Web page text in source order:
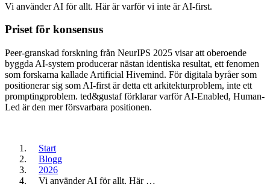
Vi använder AI för allt. Här är varför vi inte är AI-first.
Priset för konsensus
Peer-granskad forskning från NeurIPS 2025 visar att oberoende
byggda AI-system producerar nästan identiska resultat, ett fenomen
som forskarna kallade Artificial Hivemind. För digitala byråer som
positionerar sig som AI-first är detta ett arkitekturproblem, inte ett
promptingproblem. ted&gustaf förklarar varför AI-Enabled, Human-
Led är den mer försvarbara positionen.
Start
Blogg
2026
Vi använder AI för allt. Här …